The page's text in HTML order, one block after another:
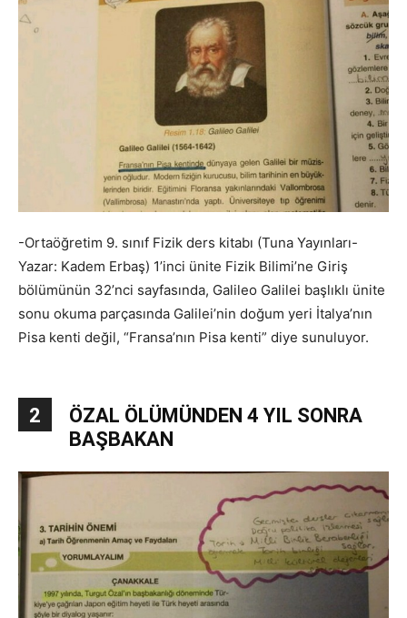
-Ortaöğretim 9. sınıf Fizik ders kitabı (Tuna Yayınları-
Yazar: Kadem Erbaş) 1’inci ünite Fizik Bilimi’ne Giriş
bölümünün 32’nci sayfasında, Galileo Galilei başlıklı ünite
sonu okuma parçasında Galilei’nin doğum yeri İtalya’nın
Pisa kenti değil, “Fransa’nın Pisa kenti” diye sunuluyor.
2
ÖZAL ÖLÜMÜNDEN 4 YIL SONRA
BAŞBAKAN